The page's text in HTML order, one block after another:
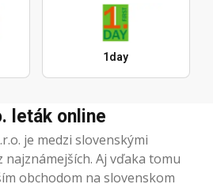
1day
leták online
je medzi slovenskými
najznámejších. Aj vďaka tomu
obchodom na slovenskom